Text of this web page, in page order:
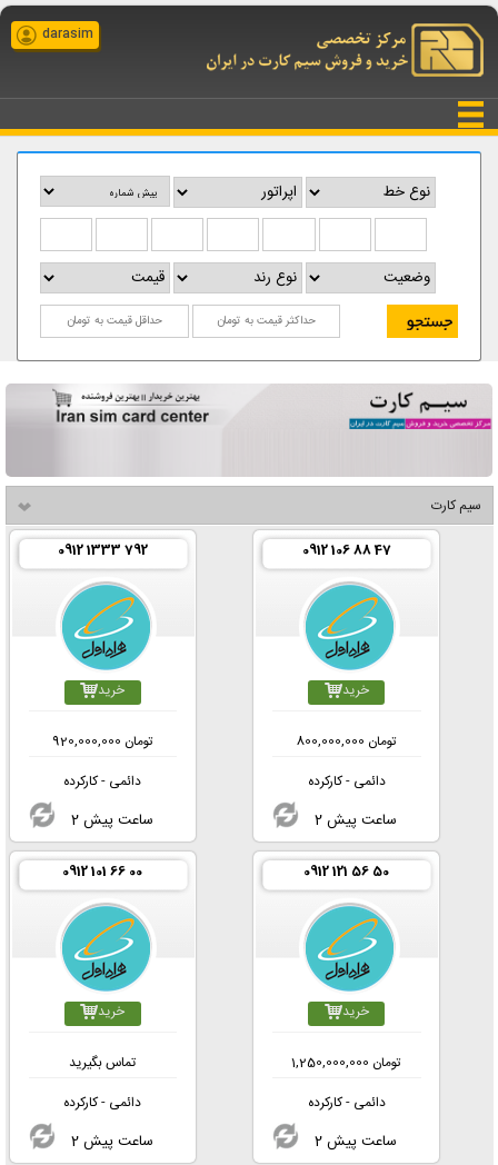
darasim
سیم کارت
0912 106 88 47
خرید
800,000,000 تومان
دائمی - کارکرده
2 ساعت پیش
0912 1333 792
خرید
920,000,000 تومان
دائمی - کارکرده
2 ساعت پیش
0912 121 56 50
خرید
1,250,000,000 تومان
دائمی - کارکرده
2 ساعت پیش
0912 101 66 00
خرید
تماس بگیرید
دائمی - کارکرده
2 ساعت پیش